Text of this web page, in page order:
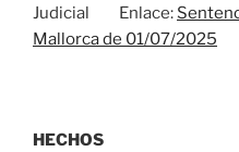
Judicial Enlace:
Mallorca de 01/07/2025
HECHOS